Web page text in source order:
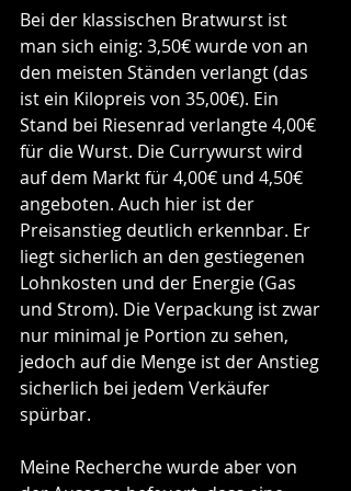
Bei der klassischen Bratwurst ist
man sich einig: 3,50€ wurde von an
den meisten Ständen verlangt (das
ist ein Kilopreis von 35,00€). Ein
Stand bei Riesenrad verlangte 4,00€
für die Wurst. Die Currywurst wird
auf dem Markt für 4,00€ und 4,50€
angeboten. Auch hier ist der
Preisanstieg deutlich erkennbar. Er
liegt sicherlich an den gestiegenen
Lohnkosten und der Energie (Gas
und Strom). Die Verpackung ist zwar
nur minimal je Portion zu sehen,
jedoch auf die Menge ist der Anstieg
sicherlich bei jedem Verkäufer
spürbar.
Meine Recherche wurde aber von